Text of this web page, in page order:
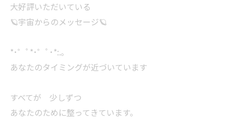
大好評いただいている
🪐宇宙からのメッセージ🪐
*･゜ﾟ*･゜ﾟ･*:.｡
あなたのタイミングが近づいています
すべてが 少しずつ
あなたのために整ってきています。